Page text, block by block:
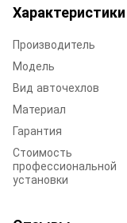
Характеристики
Производитель
Модель
Вид авточехлов
Материал
Гарантия
Стоимость
профессиональной
установки